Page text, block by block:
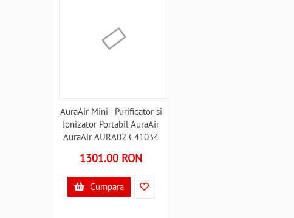
AuraAir Mini - Purificator si
Ionizator Portabil AuraAir
AuraAir AURA02 C41034
1301.00 RON
Cumpara